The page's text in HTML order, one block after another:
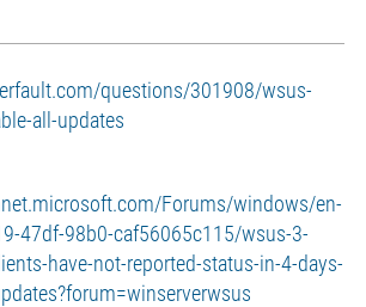
questions/301908/wsus-
all-updates
Forums/windows/en-
47df-98b0-caf56065c115/wsus-3-
have-not-reported-status-in-4-days-